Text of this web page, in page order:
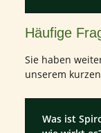
Häufige
Sie haben
unserem
Was ist